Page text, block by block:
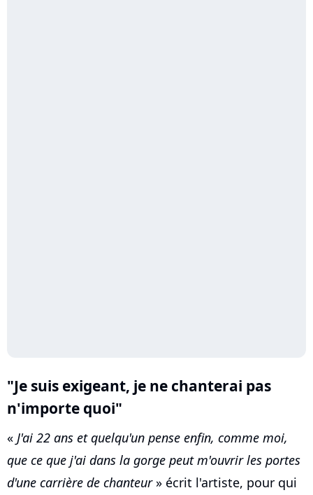
"Je suis exigeant, je ne chanterai pas
n'importe quoi"
« J'ai 22 ans et quelqu'un pense enfin, comme moi,
que ce que j'ai dans la gorge peut m'ouvrir les portes
d'une carrière de chanteur» écrit l'artiste, pour qui